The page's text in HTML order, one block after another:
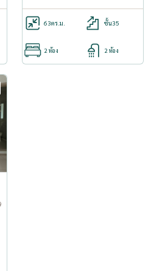
63ตร.ม. ชั้น35
2 ห้อง 2 ห้อง